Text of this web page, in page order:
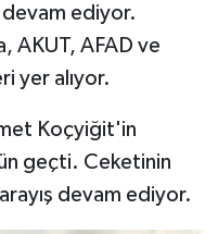
devam ediyor.
AKUT, AFAD ve
yer alıyor.
Koçyiğit'in
geçti. Ceketinin
devam ediyor.